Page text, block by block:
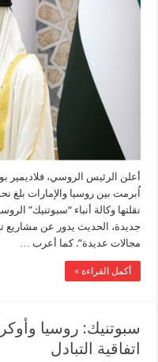
أعلن الرئيس الروسي، فلاديمير
نقلتها وكالة أنباء “سبوتنيك”
مجالات عديدة”. كما أعرب …
أكمل القراءة »
سبوتنيك: روسيا
اتفاقية التبادل